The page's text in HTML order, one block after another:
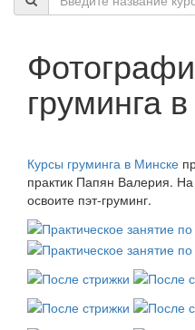
груминга
Курсы груминга в Минске
практик Папян Валерия. На
освоите пэт-груминг.